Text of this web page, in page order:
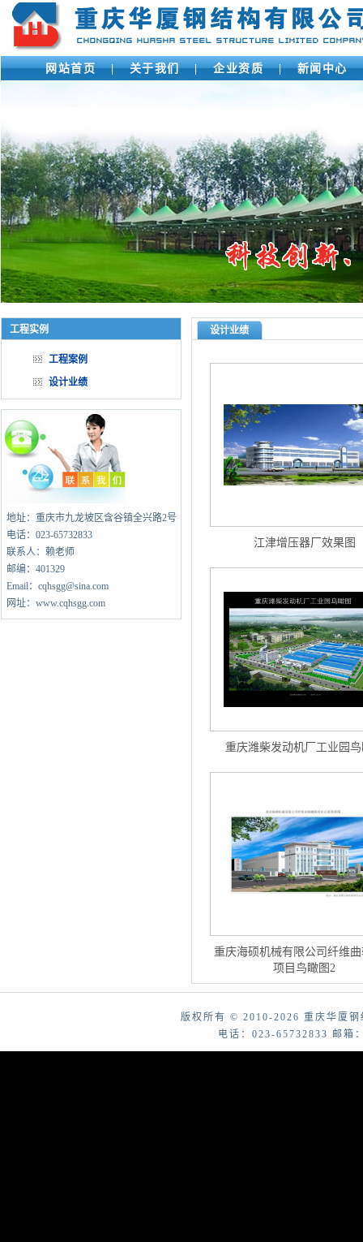
网站首页 | 关于我们 | 企业资质 | 新闻中心
工程实例
工程案例
设计业绩
地址：重庆市九龙坡区含谷镇全兴路2号
电话：023-65732833
联系人：赖老师
邮编：401329
Email：cqhsgg@sina.com
网址：www.cqhsgg.com
设计业绩
江津增压器厂效果图
重庆潍柴发动机厂工业园
重庆海硕机械有限公司纤维
项目鸟瞰图2
版权所有 © 2010-2026 重庆华厦钢
电话：023-65732833 邮箱